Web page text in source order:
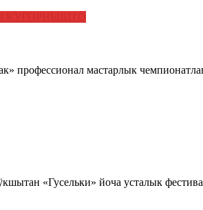
профессионал мастарлык
«Гусельки» йоча усталык